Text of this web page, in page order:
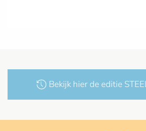
Bekijk hier de editie